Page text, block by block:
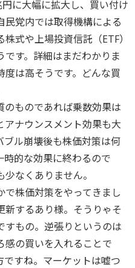
に大幅に拡大し、買い付け
党内では取得機構による
式や上場投資信託（ETF）
す。詳細はまだわかりま
は高そうです。どんな買
ものであれば乗数効果は
アナウンスメント効果も大
ブル崩壊後も株価対策は何
的な効果に終わるので
なくありません。
株価対策をやってきまし
新するあり様。そうりゃそ
すもの。逆張りというのは
感の買いを入れることで
すね。マーケットは嘘つ